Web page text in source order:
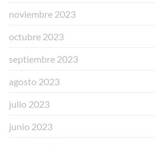
noviembre 2023
octubre 2023
septiembre 2023
agosto 2023
julio 2023
junio 2023